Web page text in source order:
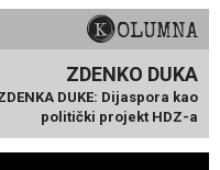
KOLUMNA
ZDENKO DUKA
DUKE: Dijaspora kao
politički projekt HDZ-a